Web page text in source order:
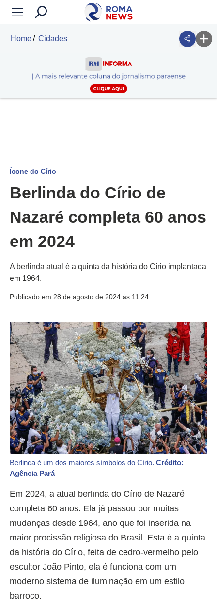
Home Cidades
Ícone do Círio
Berlinda do Círio de
Nazaré completa 60 anos
em 2024
A berlinda atual é a quinta da história do Círio implantada
em 1964.
Publicado em 28 de agosto de 2024 às 11:24
Berlinda é um dos maiores símbolos do Círio. Crédito:
Agência Pará
Em 2024, a atual berlinda do Círio de Nazaré
completa 60 anos. Ela já passou por muitas
mudanças desde 1964, ano que foi inserida na
maior procissão religiosa do Brasil. Esta é a quinta
da história do Círio, feita de cedro-vermelho pelo
escultor João Pinto, ela é funciona com um
moderno sistema de iluminação em um estilo
barroco.